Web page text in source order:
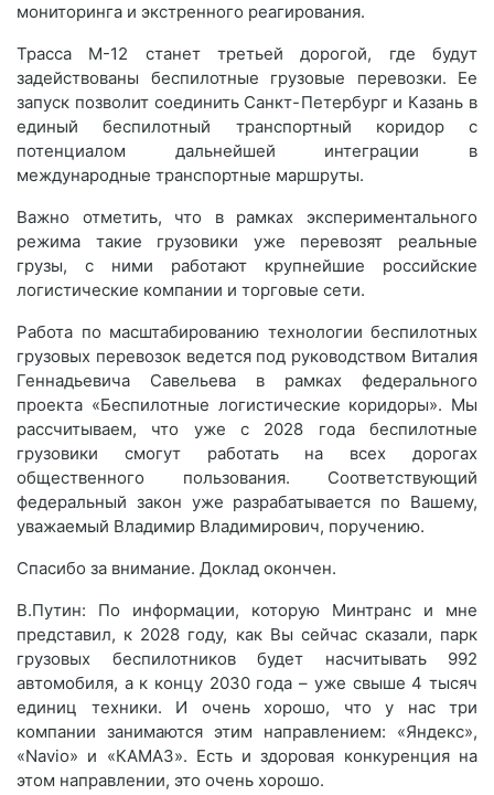
мониторинга и экстренного реагирования.
Трасса М-12 станет третьей дорогой, где будут
задействованы беспилотные грузовые перевозки. Ее
запуск позволит соединить Санкт-Петербург и Казань в
единый беспилотный транспортный коридор с
потенциалом дальнейшей интеграции в
международные транспортные маршруты.
Важно отметить, что в рамках экспериментального
режима такие грузовики уже перевозят реальные
грузы, с ними работают крупнейшие российские
логистические компании и торговые сети.
Работа по масштабированию технологии беспилотных
грузовых перевозок ведется под руководством Виталия
Геннадьевича Савельева в рамках федерального
проекта «Беспилотные логистические коридоры». Мы
рассчитываем, что уже с 2028 года беспилотные
грузовики смогут работать на всех дорогах
общественного пользования. Соответствующий
федеральный закон уже разрабатывается по Вашему,
уважаемый Владимир Владимирович, поручению.
Спасибо за внимание. Доклад окончен.
В.Путин: По информации, которую Минтранс и мне
представил, к 2028 году, как Вы сейчас сказали, парк
грузовых беспилотников будет насчитывать 992
автомобиля, а к концу 2030 года – уже свыше 4 тысяч
единиц техники. И очень хорошо, что у нас три
компании занимаются этим направлением: «Яндекс»,
«Navio» и «КАМАЗ». Есть и здоровая конкуренция на
этом направлении, это очень хорошо.